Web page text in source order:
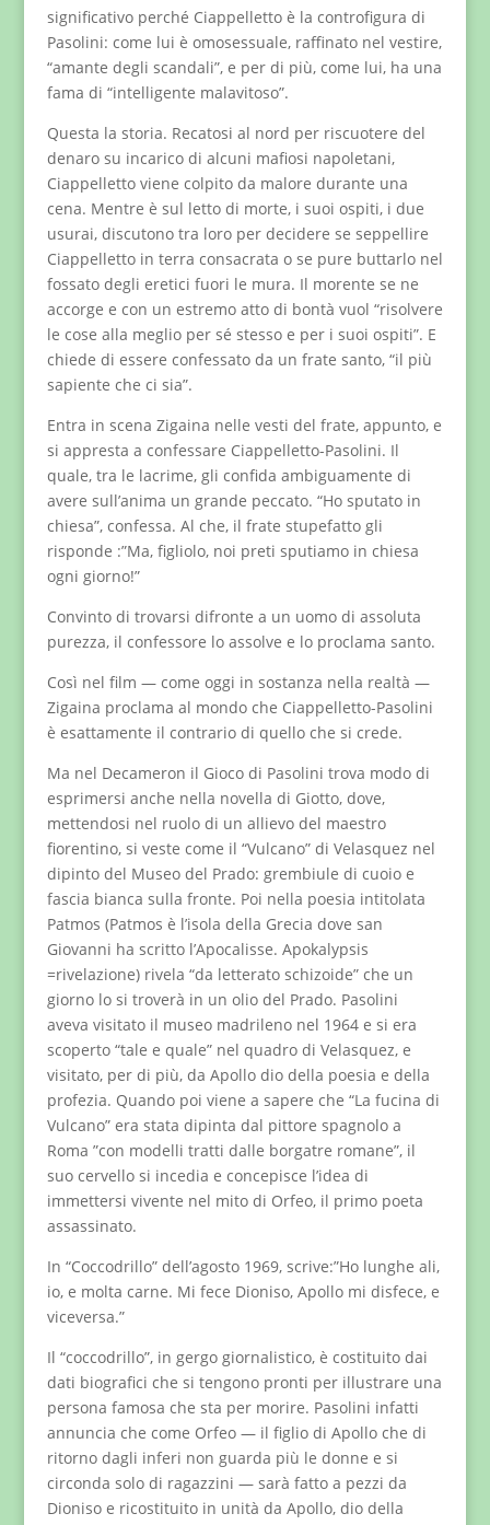
significativo perché Ciappelletto è la controfigura di
Pasolini: come lui è omosessuale, raffinato nel vestire,
“amante degli scandali”, e per di più, come lui, ha una
fama di “intelligente malavitoso”.
Questa la storia. Recatosi al nord per riscuotere del
denaro su incarico di alcuni mafiosi napoletani,
Ciappelletto viene colpito da malore durante una
cena. Mentre è sul letto di morte, i suoi ospiti, i due
usurai, discutono tra loro per decidere se seppellire
Ciappelletto in terra consacrata o se pure buttarlo nel
fossato degli eretici fuori le mura. Il morente se ne
accorge e con un estremo atto di bontà vuol “risolvere
le cose alla meglio per sé stesso e per i suoi ospiti”. E
chiede di essere confessato da un frate santo, “il più
sapiente che ci sia”.
Entra in scena Zigaina nelle vesti del frate, appunto, e
si appresta a confessare Ciappelletto-Pasolini. Il
quale, tra le lacrime, gli confida ambiguamente di
avere sull’anima un grande peccato. “Ho sputato in
chiesa”, confessa. Al che, il frate stupefatto gli
risponde :”Ma, figliolo, noi preti sputiamo in chiesa
ogni giorno!”
Convinto di trovarsi difronte a un uomo di assoluta
purezza, il confessore lo assolve e lo proclama santo.
Così nel film — come oggi in sostanza nella realtà —
Zigaina proclama al mondo che Ciappelletto-Pasolini
è esattamente il contrario di quello che si crede.
Ma nel Decameron il Gioco di Pasolini trova modo di
esprimersi anche nella novella di Giotto, dove,
mettendosi nel ruolo di un allievo del maestro
fiorentino, si veste come il “Vulcano” di Velasquez nel
dipinto del Museo del Prado: grembiule di cuoio e
fascia bianca sulla fronte. Poi nella poesia intitolata
Patmos (Patmos è l’isola della Grecia dove san
Giovanni ha scritto l’Apocalisse. Apokalypsis
=rivelazione) rivela “da letterato schizoide” che un
giorno lo si troverà in un olio del Prado. Pasolini
aveva visitato il museo madrileno nel 1964 e si era
scoperto “tale e quale” nel quadro di Velasquez, e
visitato, per di più, da Apollo dio della poesia e della
profezia. Quando poi viene a sapere che “La fucina di
Vulcano” era stata dipinta dal pittore spagnolo a
Roma ”con modelli tratti dalle borgatre romane”, il
suo cervello si incedia e concepisce l’idea di
immettersi vivente nel mito di Orfeo, il primo poeta
assassinato.
In “Coccodrillo” dell’agosto 1969, scrive:”Ho lunghe ali,
io, e molta carne. Mi fece Dioniso, Apollo mi disfece, e
viceversa.”
Il “coccodrillo”, in gergo giornalistico, è costituito dai
dati biografici che si tengono pronti per illustrare una
persona famosa che sta per morire. Pasolini infatti
annuncia che come Orfeo — il figlio di Apollo che di
ritorno dagli inferi non guarda più le donne e si
circonda solo di ragazzini — sarà fatto a pezzi da
Dioniso e ricostituito in unità da Apollo, dio della